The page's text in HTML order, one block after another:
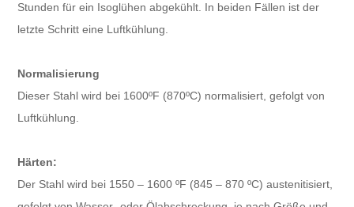
Stunden für ein Isoglühen abgekühlt. In beiden Fällen ist der
letzte Schritt eine Luftkühlung.
Normalisierung
Dieser Stahl wird bei 1600ºF (870ºC) normalisiert, gefolgt von
Luftkühlung.
Härten:
Der Stahl wird bei 1550 – 1600 ºF (845 – 870 ºC) austenitisiert,